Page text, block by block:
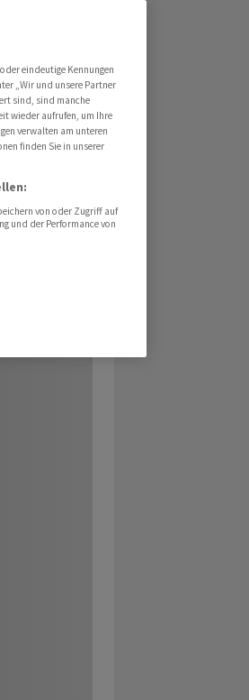
eindeutige Kennungen
„Wir und unsere Partner
sind, sind manche
wieder aufrufen, um Ihre
verwalten am unteren
finden Sie in unserer
von oder Zugriff auf
und der Performance von